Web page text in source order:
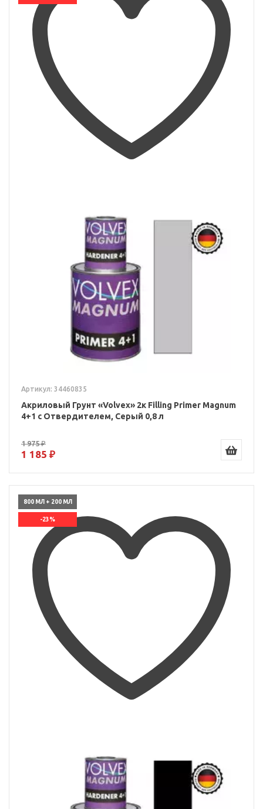
Артикул: 34460835
Акриловый Грунт «Volvex» 2к Filling Primer Magnum
4+1 с Отвердителем, Серый 0,8 л
1 975 ₽
1 185 ₽
800 МЛ + 200 МЛ
-23%